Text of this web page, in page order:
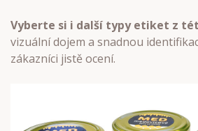
Vyberte si i další typy etiket z
vizuální dojem a snadnou
zákazníci jistě ocení.